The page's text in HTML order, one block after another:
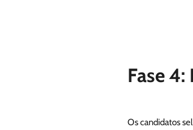
Fase
Os candidatos